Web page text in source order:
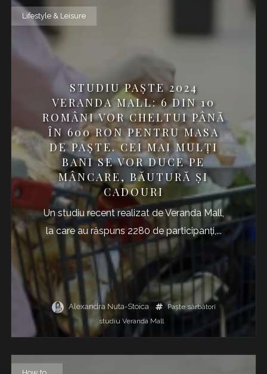
Lifestyle & Leisure
STUDIU PAȘTE 2024
VERANDA MALL: 6 DIN 10
ROMÂNI VOR CHELTUI PÂNĂ
ÎN 600 RON PENTRU MASA
DE PAȘTE. CEI MAI MULȚI
BANI SE VOR DUCE PE
MÂNCARE, BĂUTURĂ ȘI
CADOURI
Un studiu recent realizat de Veranda Mall,
la care au răspuns 2280 de participanți,...
Alexandra Nuta-Stoica Paşte sărbători
studiu Veranda Mall